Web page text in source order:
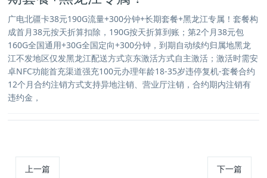
广电北疆卡38元190G流量+300分钟+长期套餐+黑龙江专属！套餐构
成首月38元按天折算扣除，190G按天折算到账；第2个月38元包
160G全国通用+30G全国定向+300分钟，到期自动续约归属地黑龙
江不发地区仅发黑龙江配送方式京东激活方式自主激活；激活时需安
卓NFC功能首充渠道强充100元办理年龄18-35岁违停复机-套餐合约
12个月合约注销方式支持异地注销、营业厅注销，合约期内注销有
违约金，
上一篇 下一篇